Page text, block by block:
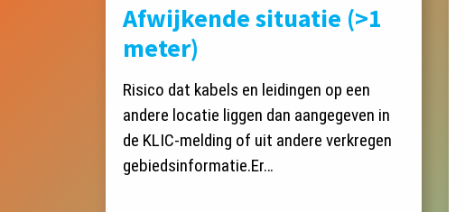
Afwijkende situatie (>1
meter)
Risico dat kabels en leidingen op een
andere locatie liggen dan aangegeven in
de KLIC-melding of uit andere verkregen
gebiedsinformatie.Er…